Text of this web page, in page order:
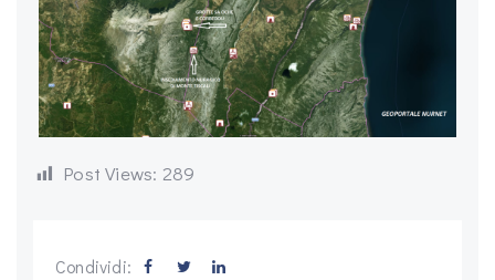
Post Views: 289
Condividi: